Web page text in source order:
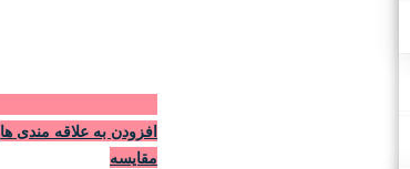
افزودن به علاقه مندی ها
مقایسه